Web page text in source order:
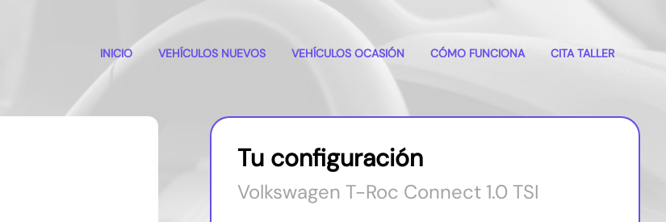
INICIO VEHÍCULOS NUEVOS VEHÍCULOS OCASIÓN CÓMO FUNCIONA CITA TALLER
Tu configuración
Volkswagen T-Roc Connect 1.0 TSI
(Esc)